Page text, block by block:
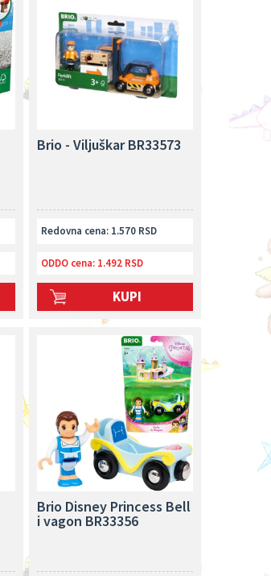
Brio - Viljuškar BR33573
Redovna cena: 1.570 RSD
ODDO cena: 1.492 RSD
KUPI
Brio Disney Princess Bell
i vagon BR33356